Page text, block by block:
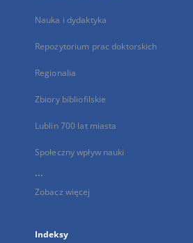
Nauka i dydaktyka
Repozytorium prac doktorskich
Regionalia
Zbiory bibliofilskie
Lublin 700 lat miasta
Społeczny wpływ nauki
...
Zobacz więcej
Indeksy